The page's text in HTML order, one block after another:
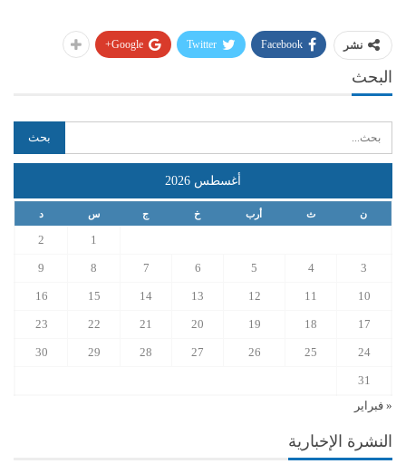
نشر Facebook
Twitter
Google+
البحث
أغسطس 2026
ن ث أرب خ ج س د
1
2
3
4
5
6
7
8
9
10
11
12
13
14
15
16
17
18
19
20
21
22
23
24
25
26
27
28
29
30
31
« فبراير
النشرة الإخبارية